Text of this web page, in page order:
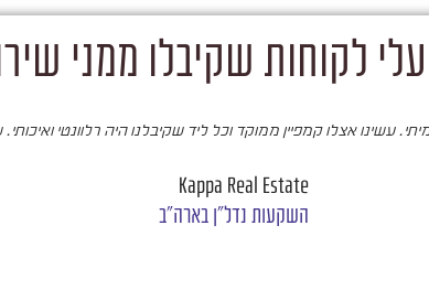
לקוחות שקיבלו ממני
עשינו אצלו קמפיין ממוקד וכל ליד שקיבלנו היה רלוונטי
Kappa Real Estate
השקעות נדל"ן בארה"ב